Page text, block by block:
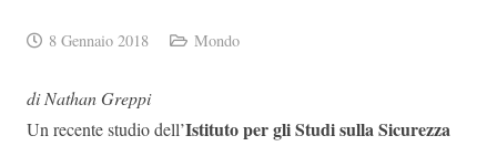
8 Gennaio 2018 Mondo
di Nathan Greppi
Un recente studio dell’Istituto per gli Studi sulla Sicurezza